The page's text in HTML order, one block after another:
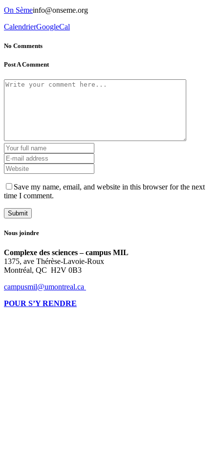
On Sèmeinfo@onseme.org
CalendrierGoogleCal
No Comments
Post A Comment
Save my name, email, and website in this browser for the next
time I comment.
Nous joindre
Complexe des sciences – campus MIL
1375, ave Thérèse-Lavoie-Roux
Montréal, QC H2V 0B3
campusmil@umontreal.ca
POUR S’Y RENDRE